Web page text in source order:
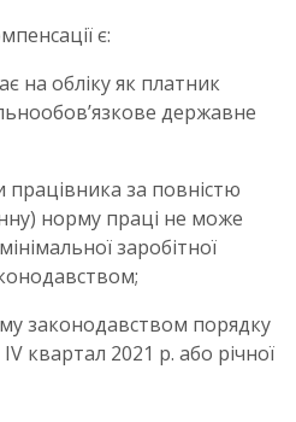
є:
на обліку як платник
державне
працівника за повністю
норму праці не може
заробітної
законодавством порядку
квартал 2021 р. або річної